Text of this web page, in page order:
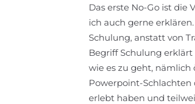
Das erste No-Go ist die
ich auch gerne
Schulung, anstatt von
Begriff Schulung erklärt
wie es zu geht,
Powerpoint-Schlachten
erlebt haben und